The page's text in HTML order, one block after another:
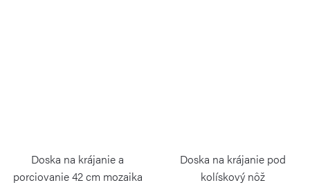
Doska na krájanie a
porciovanie 42 cm mozaika
Doska na krájanie pod
kolískový nôž